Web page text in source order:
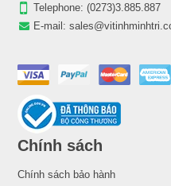
Telephone: (0273)3.885.887
E-mail:
Chính sách
Chính sách bảo hành